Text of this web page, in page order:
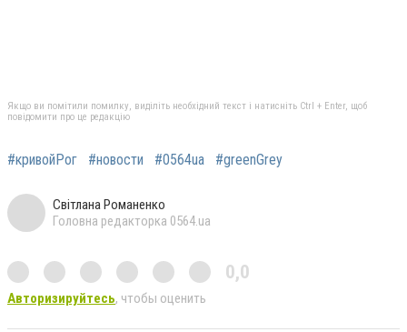
Якщо ви помітили помилку, виділіть необхідний текст і натисніть Ctrl + Enter, щоб
повідомити про це редакцію
#кривойРог #новости #0564uа #greenGrey
Світлана Романенко
Головна редакторка 0564.ua
0,0
Авторизируйтесь, чтобы оценить